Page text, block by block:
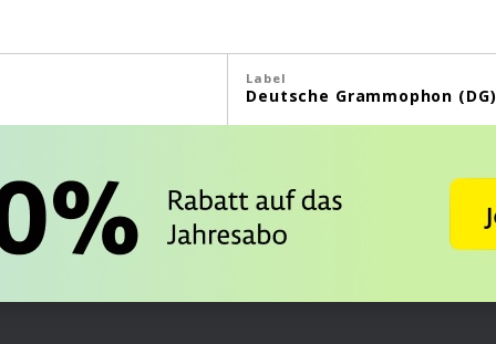
Label
Deutsche Grammophon (DG)